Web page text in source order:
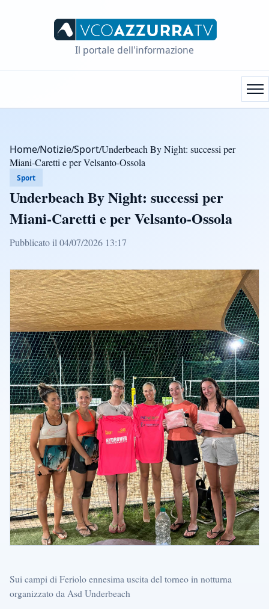
Il portale dell'informazione
Home/Notizie/Sport/Underbeach By Night: successi per
Miani-Caretti e per Velsanto-Ossola
Sport
Underbeach By Night: successi per
Miani-Caretti e per Velsanto-Ossola
Pubblicato il 04/07/2026 13:17
Sui campi di Feriolo ennesima uscita del torneo in notturna
organizzato da Asd Underbeach